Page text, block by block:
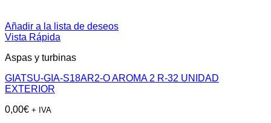
Añadir a la lista de deseos
Vista Rápida
Aspas y turbinas
GIATSU-GIA-S18AR2-O AROMA 2 R-32 UNIDAD
EXTERIOR
0,00€ + IVA